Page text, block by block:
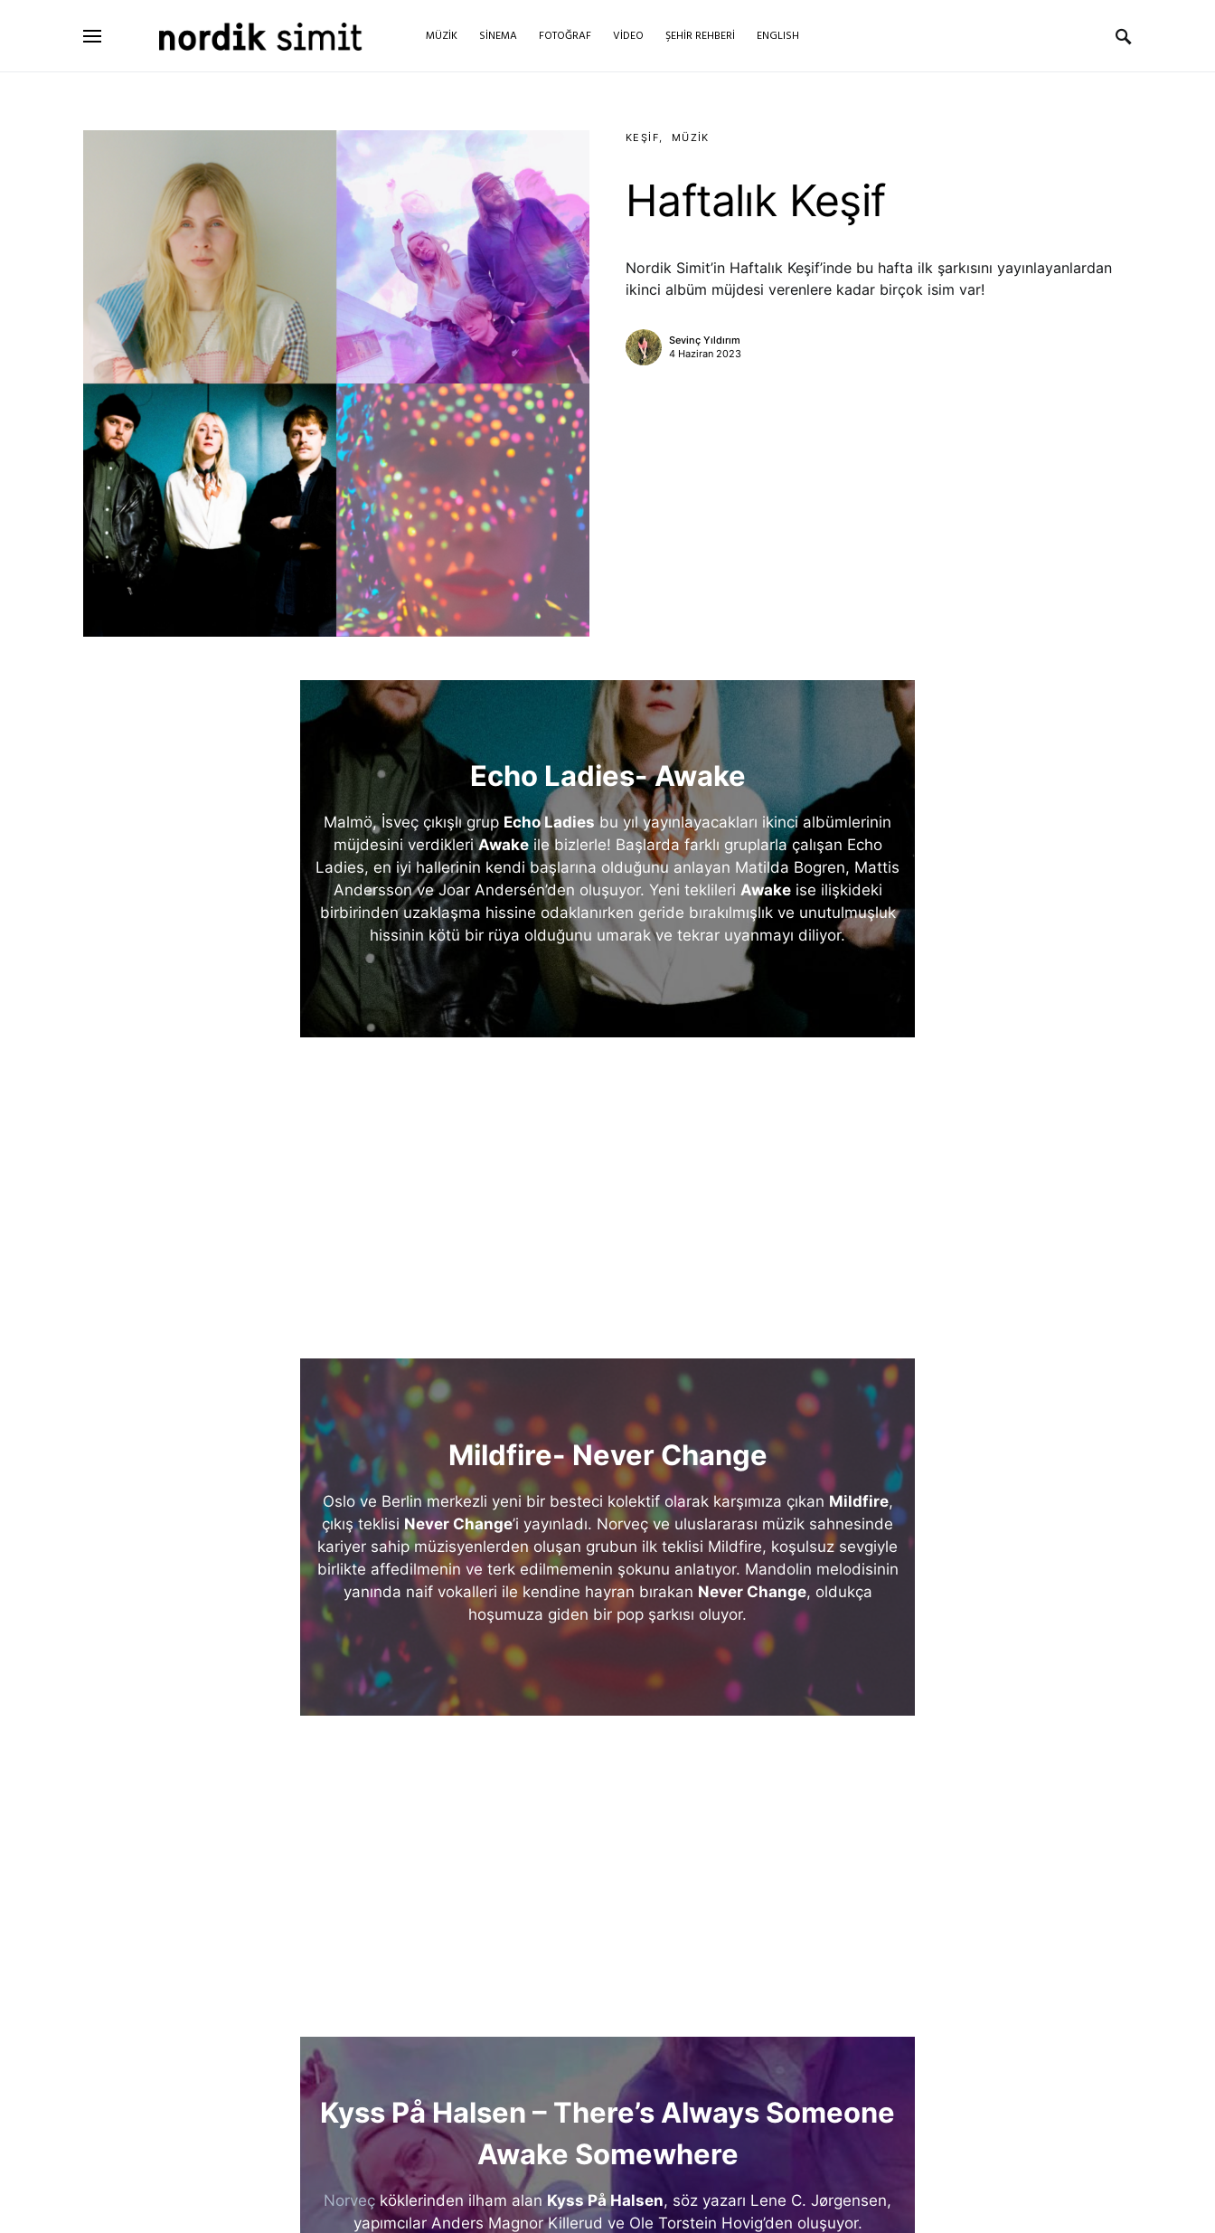
MÜZIK SINEMA FOTOĞRAF VIDEO ŞEHIR REHBERI ENGLISH
KEŞIF MÜZIK
Haftalık Keşif
Nordik Simit’in Haftalık Keşif’inde bu hafta ilk şarkısını yayınlayanlardan
ikinci albüm müjdesi verenlere kadar birçok isim var!
Sevinç Yıldırım
4 Haziran 2023
Echo Ladies- Awake
Malmö, İsveç çıkışlı grup Echo Ladies bu yıl yayınlayacakları ikinci albümlerinin
müjdesini verdikleriAwakeile bizlerle! Başlarda farklı gruplarla çalışan Echo
Ladies, en iyi hallerinin kendi başlarına olduğunu anlayan Matilda Bogren, Mattis
Andersson ve Joar Andersén’den oluşuyor. Yeni teklileri Awakeise ilişkideki
birbirinden uzaklaşma hissine odaklanırken geride bırakılmışlık ve unutulmuşluk
hissinin kötü bir rüya olduğunu umarak ve tekrar uyanmayı diliyor.
Mildfire- Never Change
Oslo ve Berlin merkezli yeni bir besteci kolektif olarak karşımıza çıkan Mildfire,
çıkış teklisi Never Change’i yayınladı. Norveç ve uluslararası müzik sahnesinde
kariyer sahip müzisyenlerden oluşan grubun ilk teklisi Mildfire, koşulsuz sevgiyle
birlikte affedilmenin ve terk edilmemenin şokunu anlatıyor. Mandolin melodisinin
yanında naif vokalleri ile kendine hayran bırakan Never Change, oldukça
hoşumuza giden bir pop şarkısı oluyor.
Kyss På Halsen – There’s Always Someone
Awake Somewhere
Norveçköklerinden ilham alan Kyss På Halsen, söz yazarı Lene C. Jørgensen,
yapımcılar Anders Magnor Killerud ve Ole Torstein Hovig’den oluşuyor.